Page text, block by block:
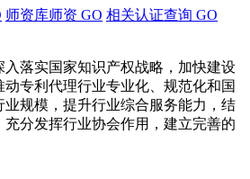
师资库师资 GO 相关认证查询 GO
入落实国家知识产权战略，加快建设
专利代理行业专业化、规范化和国
业规模，提升行业综合服务能力，结
充分发挥行业协会作用，建立完善的